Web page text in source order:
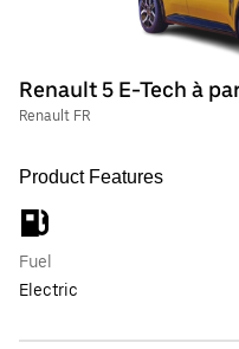
Renault 5 E-Tech à
Renault FR
Product Features
Fuel
Electric